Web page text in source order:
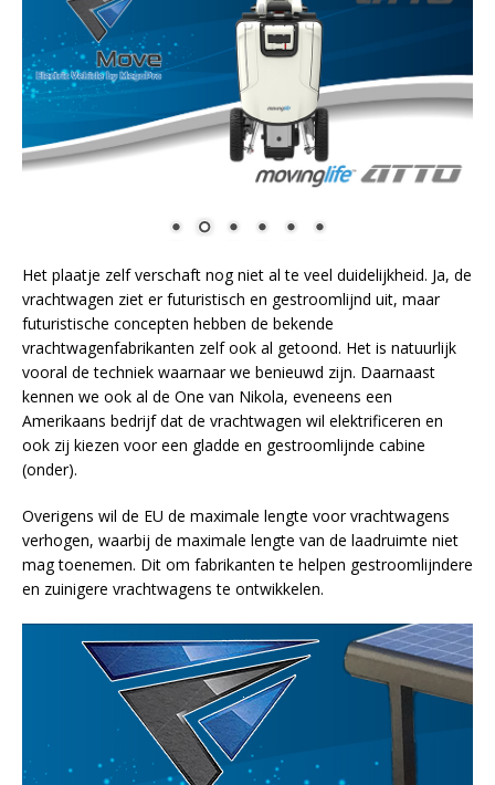
Het plaatje zelf verschaft nog niet al te veel duidelijkheid. Ja, de
vrachtwagen ziet er futuristisch en gestroomlijnd uit, maar
futuristische concepten hebben de bekende
vrachtwagenfabrikanten zelf ook al getoond. Het is natuurlijk
vooral de techniek waarnaar we benieuwd zijn. Daarnaast
kennen we ook al de One van Nikola, eveneens een
Amerikaans bedrijf dat de vrachtwagen wil elektrificeren en
ook zij kiezen voor een gladde en gestroomlijnde cabine
(onder).
Overigens wil de EU de maximale lengte voor vrachtwagens
verhogen, waarbij de maximale lengte van de laadruimte niet
mag toenemen. Dit om fabrikanten te helpen gestroomlijndere
en zuinigere vrachtwagens te ontwikkelen.